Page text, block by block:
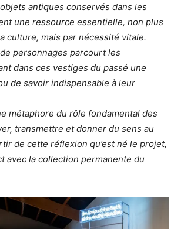
antiques conservés dans les
une ressource essentielle, non plus
culture, mais par nécessité vitale.
personnages parcourt les
dans ces vestiges du passé une
de savoir indispensable à leur
métaphore du rôle fondamental des
transmettre et donner du sens au
de cette réflexion qu’est né le projet,
avec la collection permanente du